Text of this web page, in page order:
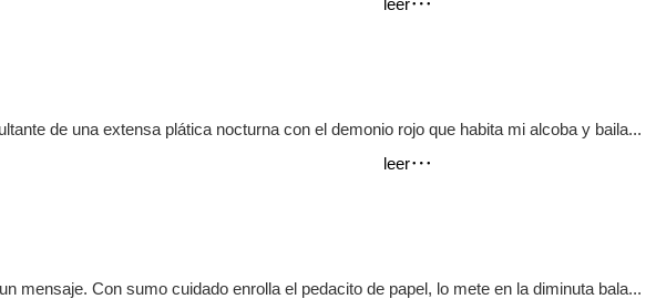
leer
de una extensa plática nocturna con el demonio rojo que habita mi alcoba y baila...
leer
mensaje. Con sumo cuidado enrolla el pedacito de papel, lo mete en la diminuta bala...